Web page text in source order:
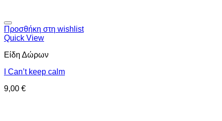
Προσθήκη στη wishlist
Quick View
Είδη Δώρων
I Can’t keep calm
9,00 €